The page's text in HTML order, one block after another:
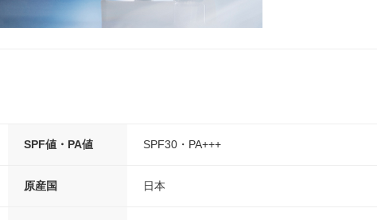
SPF値・PA値 SPF30・PA+++
原産国 日本